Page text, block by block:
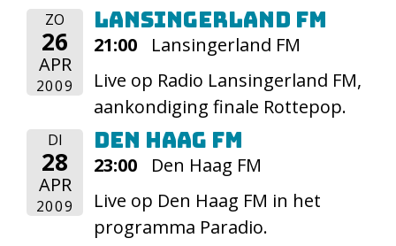
ZO
26
APR
2009
Lansingerland FM
21:00
Lansingerland FM
Live op Radio Lansingerland FM,
aankondiging finale Rottepop.
DI
28
APR
2009
Den Haag FM
23:00
Den Haag FM
Live op Den Haag FM in het
programma Paradio.